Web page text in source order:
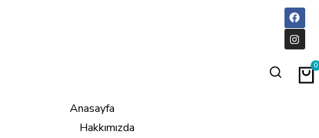
Anasayfa
Hakkımızda